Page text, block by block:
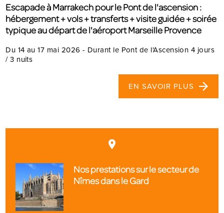
Escapade à Marrakech pour le Pont de l'ascension :
hébergement + vols + transferts + visite guidée + soirée
typique au départ de l'aéroport Marseille Provence
Du 14 au 17 mai 2026 - Durant le Pont de l'Ascension 4 jours
/ 3 nuits
EN SAVOIR PLUS
place
Nos prestations sur le secteur de
Nîmes dans le Gard